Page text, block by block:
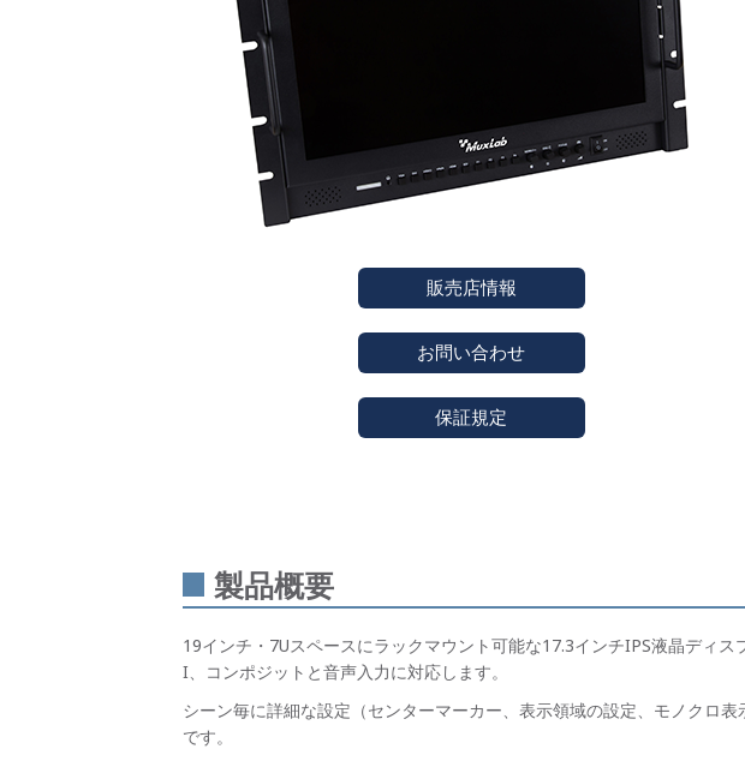
販売店情報
お問い合わせ
保証規定
製品概要
19インチ・7Uスペースにラックマウント可能な17.3インチIPS液晶ディ
I、コンポジットと音声入力に対応します。
シーン毎に詳細な設定（センターマーカー、表示領域の設定、モノクロ
です。